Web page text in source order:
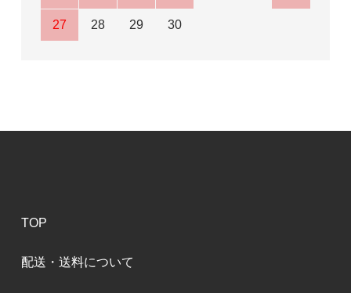
27 28 29 30
TOP
配送・送料について